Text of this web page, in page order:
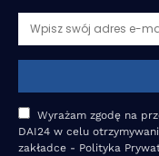
Wyrażam zgodę na
DAI24 w celu
zakładce - Polityka